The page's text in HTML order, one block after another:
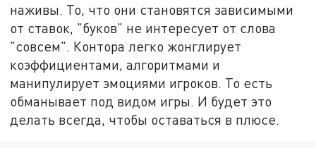
наживы. То, что они становятся зависимыми
от ставок, "буков" не интересует от слова
"совсем". Контора легко жонглирует
коэффициентами, алгоритмами и
манипулирует эмоциями игроков. То есть
обманывает под видом игры. И будет это
делать всегда, чтобы оставаться в плюсе.